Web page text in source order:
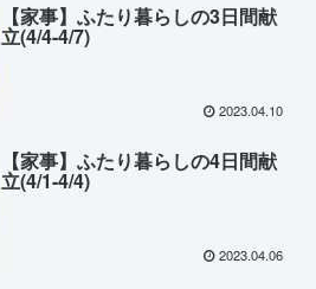
【家事】ふたり暮らしの3日間献
立(4/4-4/7)
2023.04.10
【家事】ふたり暮らしの4日間献
立(4/1-4/4)
2023.04.06